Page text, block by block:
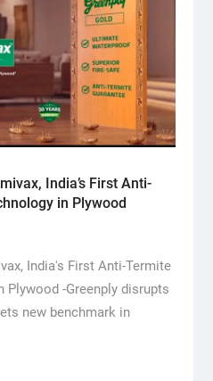
India’s First Anti-
in Plywood
India's First Anti-Termite
Plywood -Greenply disrupts
new benchmark in